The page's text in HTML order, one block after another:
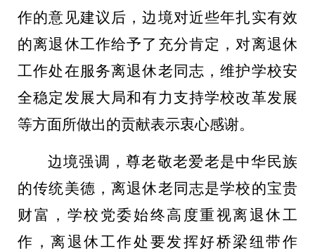
作的意见建议后，边境对近些年扎实有效
的离退休工作给予了充分肯定，对离退休
工作处在服务离退休老同志，维护学校安
全稳定发展大局和有力支持学校改革发展
等方面所做出的贡献表示衷心感谢。
边境强调，尊老敬老爱老是中华民族
的传统美德，离退休老同志是学校的宝贵
财富，学校党委始终高度重视离退休工
作，离退休工作处要发挥好桥梁纽带作